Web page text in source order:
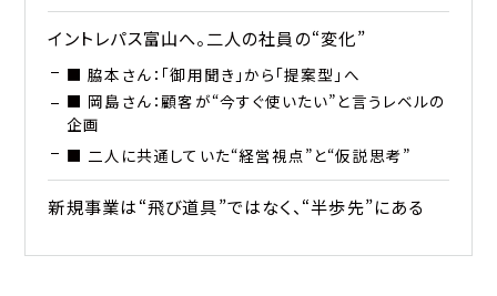
イントレパス富山へ。二人の社員の“変化”
■ 脇本さん：「御用聞き」から「提案型」へ
■ 岡島さん：顧客が“今すぐ使いたい”と言うレベルの
企画
■ 二人に共通していた“経営視点”と“仮説思考”
新規事業は“飛び道具”ではなく、“半歩先”にある